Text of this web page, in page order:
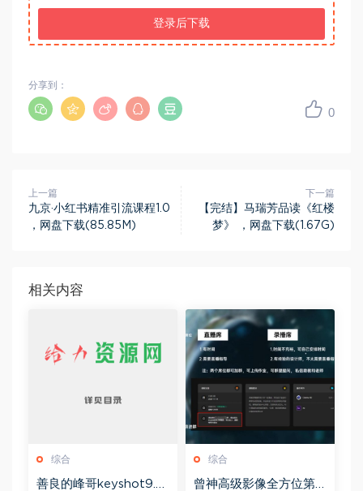
登录后下载
0
分享到：
上一篇
九京·小红书精准引流课程1.0
，网盘下载(85.85M)
下一篇
【完结】马瑞芳品读《红楼
梦》 ，网盘下载(1.67G)
相关内容
综合
善良的峰哥keyshot9.0
综合
曾神高级影像全方位第